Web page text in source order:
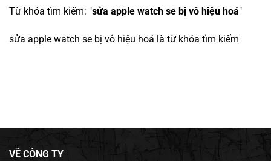
Từ khóa tìm kiếm: "sửa apple watch se bị vô hiệu hoá"
sửa apple watch se bị vô hiệu hoá là từ khóa tìm kiếm
VỀ CÔNG TY